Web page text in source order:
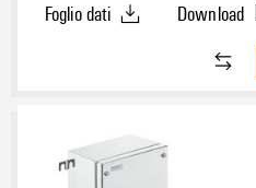
elettrochimica, argento
Foglio dati
Download